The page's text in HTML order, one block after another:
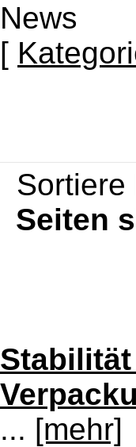
News
[
Sortiere
Seiten
... [mehr]